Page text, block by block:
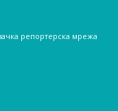
репортерска мрежа